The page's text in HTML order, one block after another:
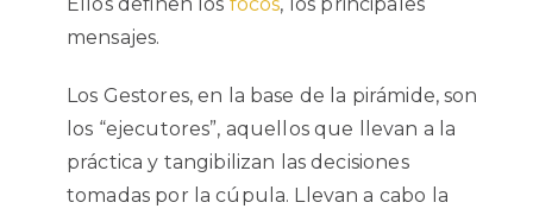
mensajes.
Los Gestores, en la base de la pirámide, son
los “ejecutores”, aquellos que llevan a la
práctica y tangibilizan las decisiones
tomadas por la cúpula. Llevan a cabo la